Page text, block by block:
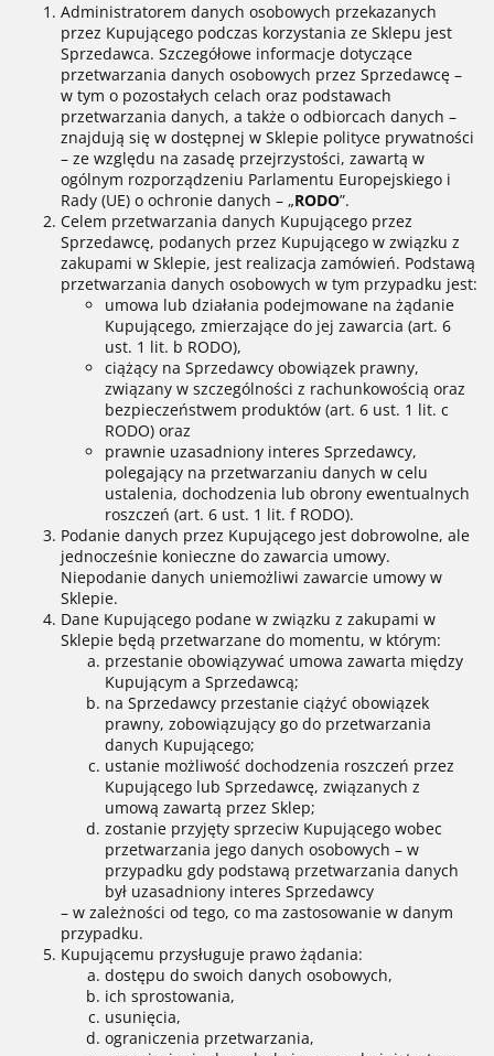
Administratorem danych osobowych przekazanych
przez Kupującego podczas korzystania ze Sklepu jest
Sprzedawca. Szczegółowe informacje dotyczące
przetwarzania danych osobowych przez Sprzedawcę –
w tym o pozostałych celach oraz podstawach
przetwarzania danych, a także o odbiorcach danych –
znajdują się w dostępnej w Sklepie polityce prywatności
– ze względu na zasadę przejrzystości, zawartą w
ogólnym rozporządzeniu Parlamentu Europejskiego i
Rady (UE) o ochronie danych – „RODO”.
Celem przetwarzania danych Kupującego przez
Sprzedawcę, podanych przez Kupującego w związku z
zakupami w Sklepie, jest realizacja zamówień. Podstawą
przetwarzania danych osobowych w tym przypadku jest:
umowa lub działania podejmowane na żądanie
Kupującego, zmierzające do jej zawarcia (art. 6
ust. 1 lit. b RODO),
ciążący na Sprzedawcy obowiązek prawny,
związany w szczególności z rachunkowością oraz
bezpieczeństwem produktów (art. 6 ust. 1 lit. c
RODO) oraz
prawnie uzasadniony interes Sprzedawcy,
polegający na przetwarzaniu danych w celu
ustalenia, dochodzenia lub obrony ewentualnych
roszczeń (art. 6 ust. 1 lit. f RODO).
Podanie danych przez Kupującego jest dobrowolne, ale
jednocześnie konieczne do zawarcia umowy.
Niepodanie danych uniemożliwi zawarcie umowy w
Sklepie.
Dane Kupującego podane w związku z zakupami w
Sklepie będą przetwarzane do momentu, w którym:
przestanie obowiązywać umowa zawarta między
Kupującym a Sprzedawcą;
na Sprzedawcy przestanie ciążyć obowiązek
prawny, zobowiązujący go do przetwarzania
danych Kupującego;
ustanie możliwość dochodzenia roszczeń przez
Kupującego lub Sprzedawcę, związanych z
umową zawartą przez Sklep;
zostanie przyjęty sprzeciw Kupującego wobec
przetwarzania jego danych osobowych – w
przypadku gdy podstawą przetwarzania danych
był uzasadniony interes Sprzedawcy
– w zależności od tego, co ma zastosowanie w danym
przypadku.
Kupującemu przysługuje prawo żądania:
dostępu do swoich danych osobowych,
ich sprostowania,
usunięcia,
ograniczenia przetwarzania,